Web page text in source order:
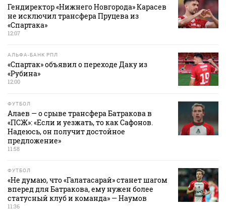
Гендиректор «Нижнего Новгорода» Карасев
не исключил трансфера Пруцева из
«Спартака»
12:07
АЛЬФА-БАНК РПЛ
«Спартак» объявил о переходе Даку из
«Рубина»
12:00
ФУТБОЛ
Алаев — о срыве трансфера Батракова в
«ПСЖ»: «Если и уезжать, то как Сафонов.
Надеюсь, он получит достойное
предложение»
11:58
ФУТБОЛ
«Не думаю, что «Галатасарай» станет шагом
вперед для Батракова, ему нужен более
статусный клуб и команда» — Наумов
11:36